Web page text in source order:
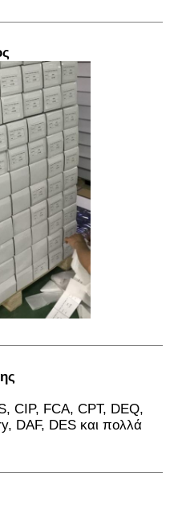
CIP, FCA, CPT, DEQ,
DAF, DES και πολλά